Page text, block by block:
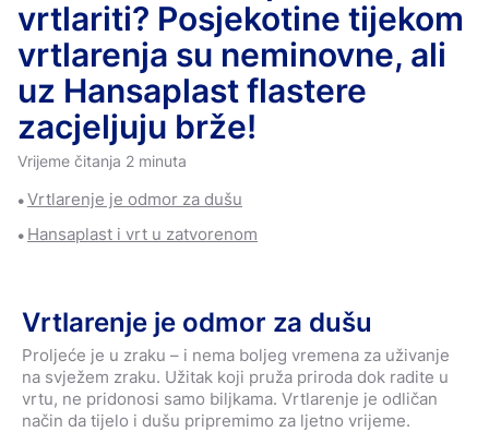
vrtlariti? Posjekotine tijekom
vrtlarenja su neminovne, ali
uz Hansaplast flastere
zacjeljuju brže!
Vrijeme čitanja 2 minuta
Vrtlarenje je odmor za dušu
Hansaplast i vrt u zatvorenom
Vrtlarenje je odmor za dušu
Proljeće je u zraku – i nema boljeg vremena za uživanje
na svježem zraku. Užitak koji pruža priroda dok radite u
vrtu, ne pridonosi samo biljkama. Vrtlarenje je odličan
način da tijelo i dušu pripremimo za ljetno vrijeme.